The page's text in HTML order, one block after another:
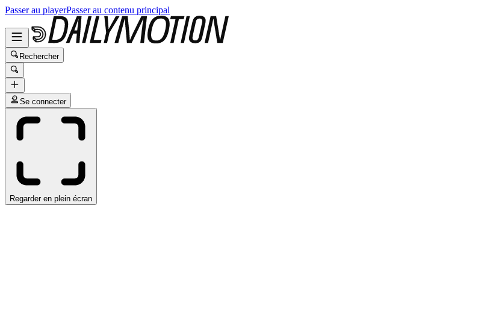
Passer au playerPasser au contenu principal
Rechercher
Se connecter
Regarder en plein écran